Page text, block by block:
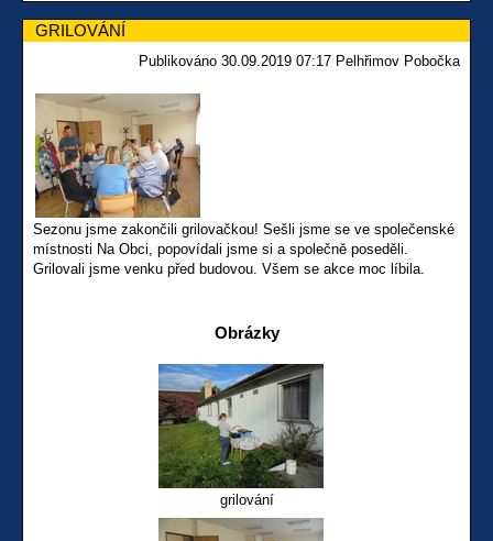
GRILOVÁNÍ
Publikováno 30.09.2019 07:17 Pelhřimov Pobočka
Sezonu jsme zakončili grilovačkou! Sešli jsme se ve společenské
místnosti Na Obci, popovídali jsme si a společně poseděli.
Grilovali jsme venku před budovou. Všem se akce moc líbila.
Obrázky
grilování